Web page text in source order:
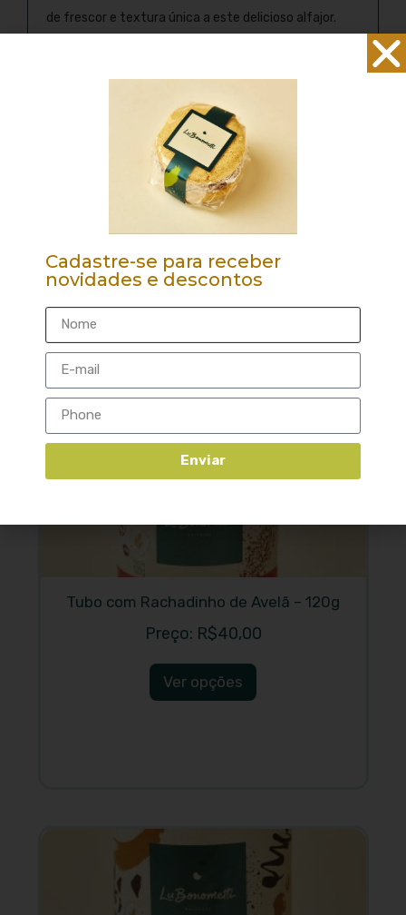
de frescor e textura única a este delicioso alfajor.
transportar para um mundo de sabores e emoções.
Experimente e descubra por que este alfajor é tão
Produtos
Relacionados
Tubo com Rachadinho de Avelã – 120g
R$40,00
Ver opções
Cadastre-se para receber
novidades e descontos
Enviar